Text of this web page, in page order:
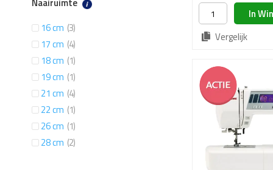
In
Vergelijk
16 cm 3
artikelen
17 cm 4
artikelen
18 cm 1
artikel
19 cm 1
artikel
21 cm 4
artikelen
22 cm 1
artikel
26 cm 1
artikel
28 cm 2
artikelen